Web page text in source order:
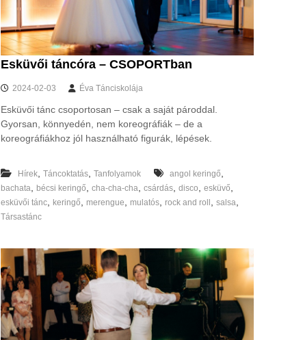
Esküvői táncóra – CSOPORTban
2024-02-03 Éva Tánciskolája
Esküvői tánc csoportosan – csak a saját pároddal.
Gyorsan, könnyedén, nem koreográfiák – de a
koreográfiákhoz jól használható figurák, lépések.
Hírek,Táncoktatás,Tanfolyamok angol keringő,
bachata, bécsi keringő,cha-cha-cha,csárdás,disco,esküvő,
esküvői tánc, keringő, merengue, mulatós, rock and roll ,salsa,
Társastánc